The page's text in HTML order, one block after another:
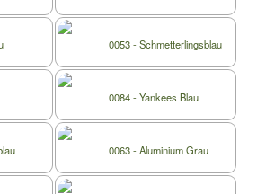
0053 - Schmetterlingsblau
0084 - Yankees Blau
0063 - Aluminium Grau